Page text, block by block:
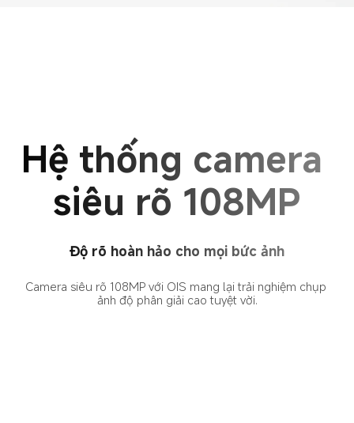
Hệ thống camera
siêu rõ 108MP
Độ rõ hoàn hảo cho mọi bức ảnh
Camera siêu rõ 108MP với OIS mang lại trải nghiệm chụp
ảnh độ phân giải cao tuyệt vời.